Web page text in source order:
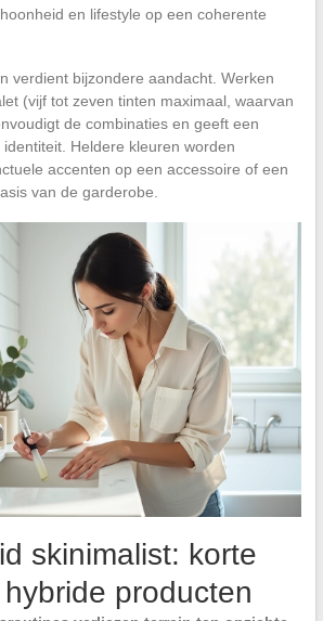
en lifestyle op een coherente
verdient bijzondere aandacht. Werken
(vijf tot zeven tinten maximaal, waarvan
de combinaties en geeft een
Heldere kleuren worden
accenten op een accessoire of een
van de garderobe.
skinimalist: korte
producten